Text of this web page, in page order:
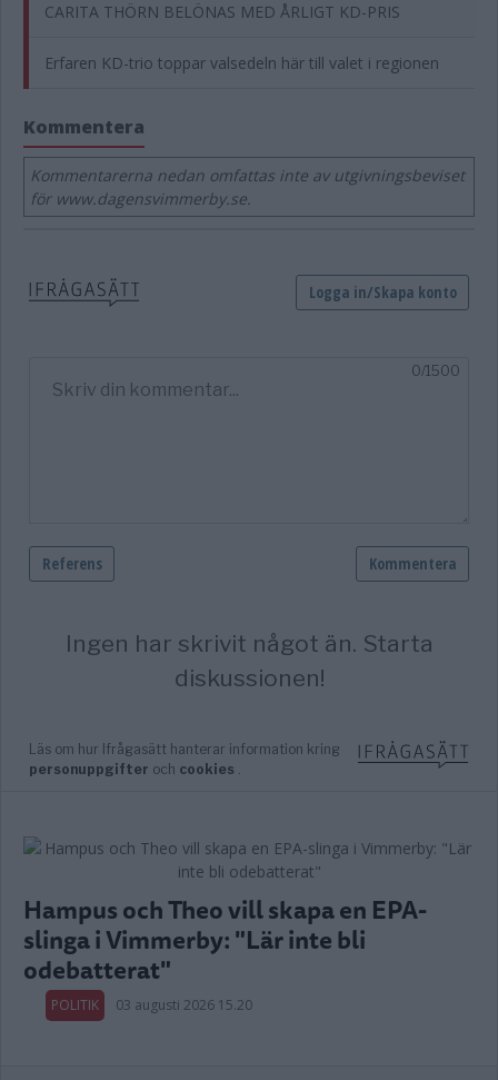
CARITA THÖRN BELÖNAS MED ÅRLIGT KD-PRIS
Erfaren KD-trio toppar valsedeln här till valet i regionen
Kommentera
Kommentarerna nedan omfattas inte av utgivningsbeviset
för www.dagensvimmerby.se.
Hampus och Theo vill skapa en EPA-
slinga i Vimmerby: "Lär inte bli
odebatterat"
POLITIK 03 augusti 2026 15.20